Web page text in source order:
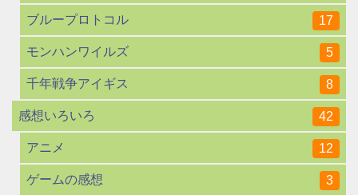
ブループロトコル 17
モンハンワイルズ 5
千年戦争アイギス 8
感想いろいろ 42
アニメ 12
ゲームの感想 3